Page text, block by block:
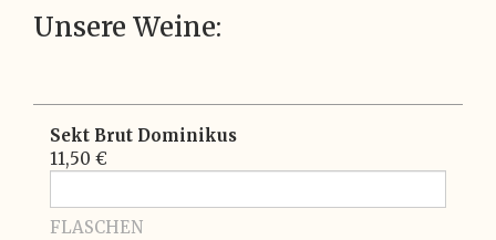
Unsere Weine:
Sekt Brut Dominikus
11,50 €
FLASCHEN